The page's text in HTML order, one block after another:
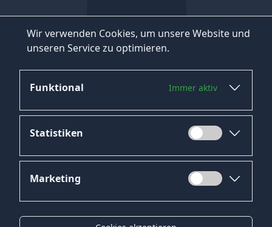
Wir verwenden Cookies, um unsere Website und
unseren Service zu optimieren.
Funktional Immer aktiv
Statistiken
Marketing
Datenschutz
Impressum